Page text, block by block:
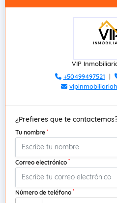
VIP
+50499497521 |
¿Prefieres que te
Tu nombre *
Correo electrónico *
Número de teléfono *